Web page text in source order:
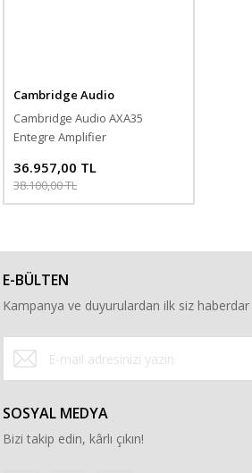
Cambridge Audio
Cambridge Audio AXA35
Entegre Amplifier
36.957,00 TL
38.100,00 TL
E-BÜLTEN
Kampanya ve duyurulardan ilk siz haberdar
SOSYAL MEDYA
Bizi takip edin, kârlı çıkın!